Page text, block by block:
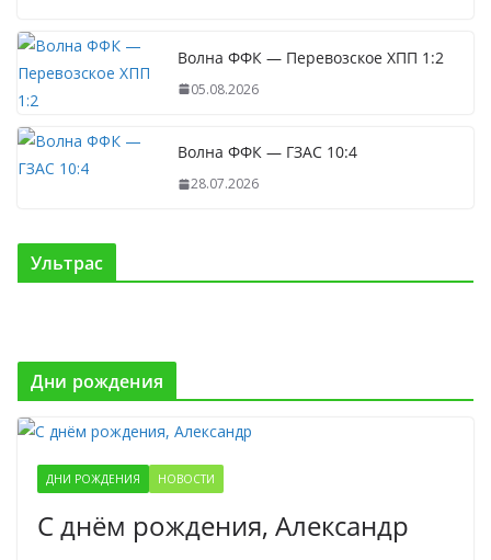
Волна ФФК — Перевозское ХПП 1:2
05.08.2026
Волна ФФК — ГЗАС 10:4
28.07.2026
Ультрас
Дни рождения
ДНИ РОЖДЕНИЯ НОВОСТИ
С днём рождения, Александр